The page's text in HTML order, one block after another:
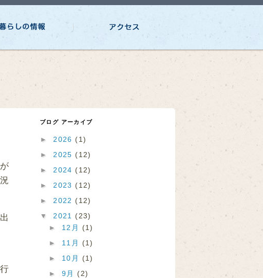
ブログ アーカイブ
► 2026 (1)
► 2025 (12)
► 2024 (12)
► 2023 (12)
► 2022 (12)
▼ 2021 (23)
► 12月 (1)
► 11月 (1)
► 10月 (1)
► 9月 (2)